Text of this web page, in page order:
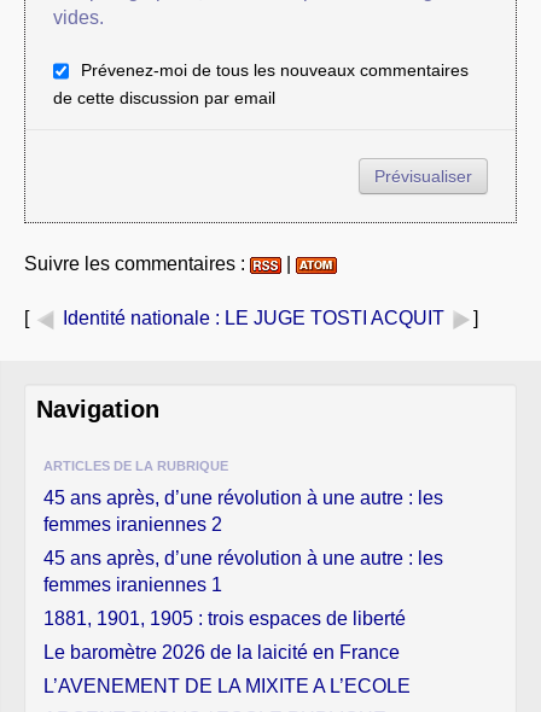
vides.
Prévenez-moi de tous les nouveaux commentaires
de cette discussion par email
Suivre les commentaires :
[ Identité nationale : LE JUGE TOSTI ACQUIT ]
Navigation
ARTICLES DE LA RUBRIQUE
45 ans après, d’une révolution à une autre : les
femmes iraniennes 2
45 ans après, d’une révolution à une autre : les
femmes iraniennes 1
1881, 1901, 1905 : trois espaces de liberté
Le baromètre 2026 de la laicité en France
L’AVENEMENT DE LA MIXITE A L’ECOLE